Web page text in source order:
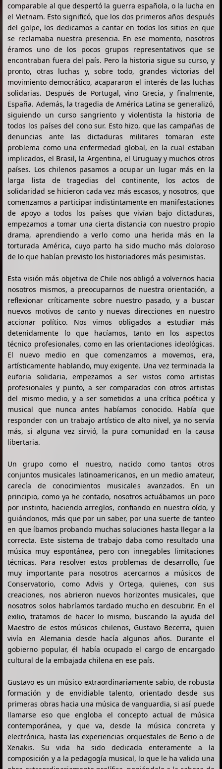
comparable al que despertó la guerra española, o la lucha en
el Vietnam. Esto significó, que los dos primeros años después
del golpe, los dedicamos a cantar en todos los sitios en que
se reclamaba nuestra presencia. En ese momento, nosotros
éramos uno de los pocos grupos representativos que se
encontraban fuera del país. Pero la historia sigue su curso, y
pronto, otras luchas y, sobre todo, grandes victorias del
movimiento democrático, acapararon el interés de las luchas
solidarias. Después de Portugal, vino Grecia, y finalmente,
España. Además, la tragedia de América Latina se generalizó,
siguiendo un curso sangriento y violentista la historia de
todos los países del cono sur. Esto hizo, que las campañas de
denuncias ante las dictaduras militares tomaran este
problema como una enfermedad global, en la cual estaban
implicados, el Brasil, la Argentina, el Uruguay y muchos otros
países. Los chilenos pasamos a ocupar un lugar más en la
larga lista de tragedias del continente, los actos de
solidaridad se hicieron cada vez más escasos, y nosotros, que
comenzamos a participar indistintamente en manifestaciones
de apoyo a todos los países que vivían bajo dictaduras,
empezamos a tomar una cierta distancia con nuestro propio
drama, aprendiendo a verlo como una herida más en la
torturada América, cuyo parto ha sido mucho más doloroso
de lo que habían previsto los historiadores más pesimistas.
Esta visión más objetiva de Chile nos obligó a volvernos hacia
nosotros mismos, a preocuparnos de nuestra orientación, a
reflexionar críticamente sobre nuestro pasado, y a buscar
nuevos motivos de canto y nuevas direcciones en nuestro
accionar político. Nos vimos obligados a estudiar más
detenidamente lo que hacíamos, tanto en los aspectos
técnico profesionales, como en las orientaciones ideológicas.
El nuevo medio en que comenzamos a movemos, era,
artísticamente hablando, muy exigente. Una vez terminada la
euforia solidaria, empezamos a ser vistos como artistas
profesionales y punto, a ser comparados con otros artistas
del mismo medio, y a ser sometidos a una crítica poética y
musical que nunca antes habíamos conocido. Había que
responder con un trabajo artístico de alto nivel, ya no servía
más, si alguna vez sirvió, la pura comunidad en la causa
libertaria.
Un grupo como el nuestro, nacido como tantos otros
conjuntos musicales latinoamericanos, en un medio amateur,
carecía de conocimientos musicales avanzados. En un
principio, como ya he contado, nosotros actuábamos un poco
por instinto, haciendo arreglos, confiando en nuestro oído, y
guiándonos, más que por un saber, por una suerte de tanteo
en que íbamos probando muchas soluciones hasta llegar a la
correcta. Este sistema de trabajo daba como resultado una
música muy espontánea, pero con innegables limitaciones
técnicas. Para resolver estos problemas de desarrollo, fue
muy importante para nosotros acercarnos a músicos de
Conservatorio, como Advis y Ortega, quienes, con sus
creaciones, nos abrieron nuevos horizontes musicales, que
nosotros solos habríamos tardado mucho en descubrir. En el
exilio, tratamos de hacer lo mismo, buscando la ayuda del
Maestro de estos músicos chilenos, Gustavo Becerra, quien
vivía en Alemania desde hacía algunos años. Durante el
gobierno popular, él había ocupado el cargo de encargado
cultural de la embajada chilena en ese país.
Gustavo es un músico extraordinariamente sabio, de robusta
formación y de envidiable talento, orientado desde sus
primeras obras hacia una música de vanguardia, si así puede
llamarse eso que engloba el concepto actual de música
contemporánea, y que va, desde la música concreta y
electrónica, hasta las experiencias orquestales de Berio o de
Xenakis. Su vida ha sido dedicada enteramente a la
composición y a la pedagogía musical, lo que le ha valido una